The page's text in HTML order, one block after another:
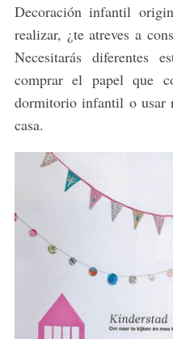
Decoración infantil
realizar, ¿te atreves a
Necesitarás diferentes
comprar el papel que
dormitorio infantil o usar
casa.